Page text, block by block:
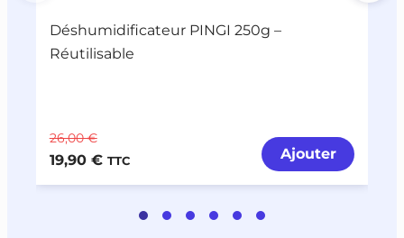
Déshumidificateur PINGI 250g –
Réutilisable
26,00 €
19,90 € TTC Ajouter